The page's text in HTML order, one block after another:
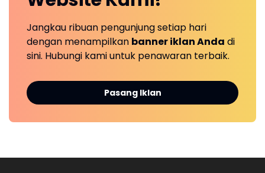
Jangkau ribuan pengunjung setiap hari
dengan menampilkan banner iklan Anda di
sini. Hubungi kami untuk penawaran terbaik.
Pasang Iklan